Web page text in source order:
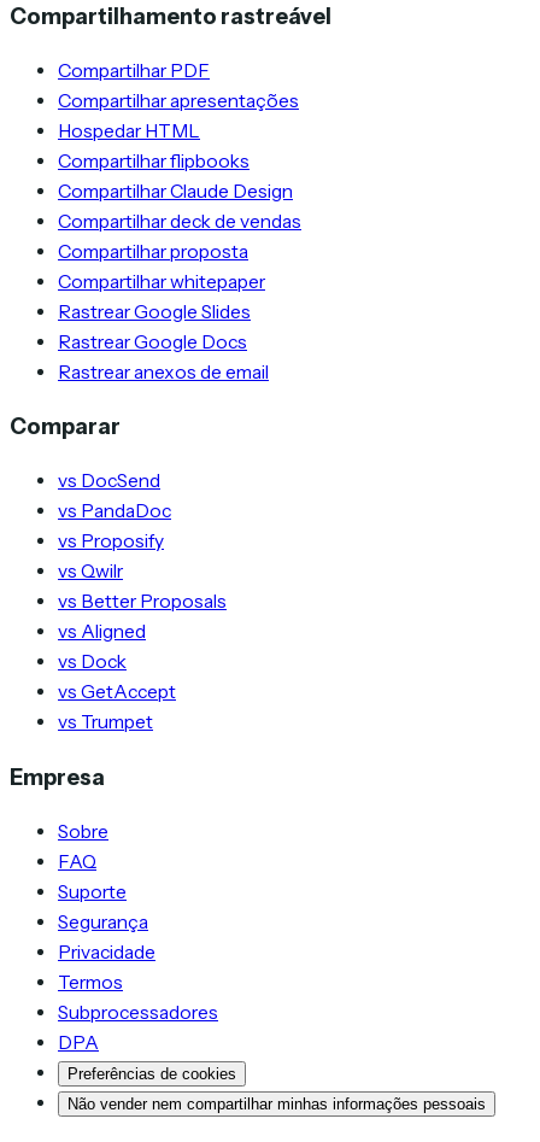
Compartilhamento rastreável
Compartilhar PDF
Compartilhar apresentações
Hospedar HTML
Compartilhar flipbooks
Compartilhar Claude Design
Compartilhar deck de vendas
Compartilhar proposta
Compartilhar whitepaper
Rastrear Google Slides
Rastrear Google Docs
Rastrear anexos de email
Comparar
vs DocSend
vs PandaDoc
vs Proposify
vs Qwilr
vs Better Proposals
vs Aligned
vs Dock
vs GetAccept
vs Trumpet
Empresa
Sobre
FAQ
Suporte
Segurança
Privacidade
Termos
Subprocessadores
DPA
Preferências de cookies
Não vender nem compartilhar minhas informações pessoais